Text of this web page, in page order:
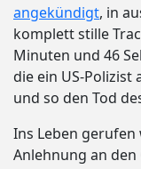
angekündigt, in
komplett stille
Minuten und 46
die ein US-Polizist
und so den Tod
Ins Leben gerufen
Anlehnung an den